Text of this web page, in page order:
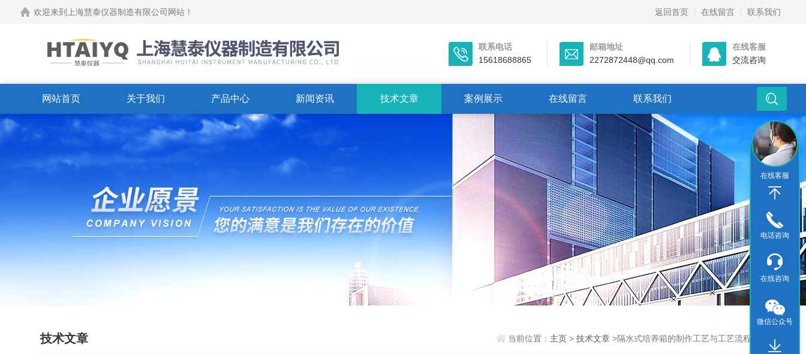
欢迎来到上海慧泰仪器制造有限公司网站！ 返回首页 在线留言 联系我们
联系电话
15618688865
邮箱地址
2272872448@qq.com
在线客服
交流咨询
网站首页 关于我们 产品中心 新闻资讯 技术文章 案例展示 在线留言 联系我们
技术文章 当前位置： 主页> 技术文章>隔水式培养箱的制作工艺与工艺流程
在线客服
电话咨询
在线咨询
微信公众号